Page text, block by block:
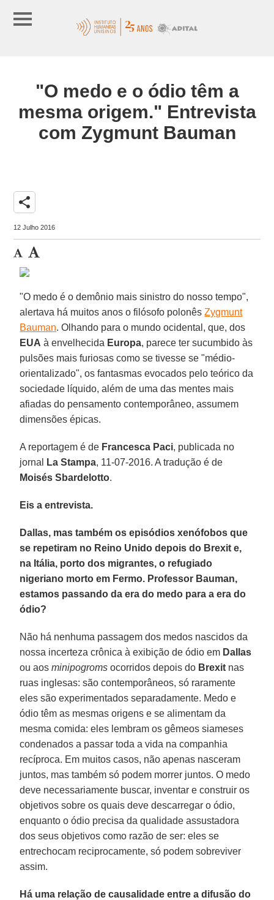
"O medo e o ódio têm a
mesma origem." Entrevista
com Zygmunt Bauman
share
12 Julho 2016
"O medo é o demônio mais sinistro do nosso tempo",
alertava há muitos anos o filósofo polonêsZygmunt
Bauman. Olhando para o mundo ocidental, que, dos
EUA à envelhecida Europa, parece ter sucumbido às
pulsões mais furiosas como se tivesse se "médio-
orientalizado", os fantasmas evocados pelo teórico da
sociedade líquido, além de uma das mentes mais
afiadas do pensamento contemporâneo, assumem
dimensões épicas.
A reportagem é de Francesca Paci, publicada no
jornal
La Stampa, 11-07-2016. A tradução é de
Moisés Sbardelotto.
Eis a entrevista.
Dallas, mas também os episódios xenófobos que
se repetiram no Reino Unido depois do Brexit e,
na Itália, porto dos migrantes, o refugiado
nigeriano morto em Fermo. Professor Bauman,
estamos passando da era do medo para a era do
ódio?
Não há nenhuma passagem dos medos nascidos da
nossa incerteza crônica à exibição de ódio em Dallas
ou aosminipogroms ocorridos depois do Brexit nas
ruas inglesas: são contemporâneos, só raramente
eles são experimentados separadamente. Medo e
ódio têm as mesmas origens e se alimentam da
mesma comida: eles lembram os gêmeos siameses
condenados a passar toda a vida na companhia
recíproca. Em muitos casos, não apenas nasceram
juntos, mas também só podem morrer juntos. O medo
deve necessariamente buscar, inventar e construir os
objetivos sobre os quais deve descarregar o ódio,
enquanto o ódio precisa da qualidade assustadora
dos seus objetivos como razão de ser: eles se
entrechocam reciprocamente, só podem sobreviver
assim.
Há uma relação de causalidade entre a difusão do